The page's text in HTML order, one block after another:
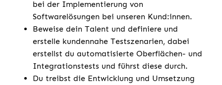
bei der Implementierung von
Softwarelösungen bei unseren Kund:innen.
Beweise dein Talent und definiere und
erstelle kundennahe Testszenarien, dabei
erstellst du automatisierte Oberflächen- und
Integrationstests und führst diese durch.
Du treibst die Entwicklung und Umsetzung